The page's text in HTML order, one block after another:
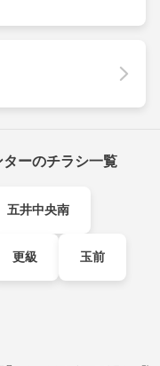
ーのチラシ一覧
五井中央南
更級 玉前